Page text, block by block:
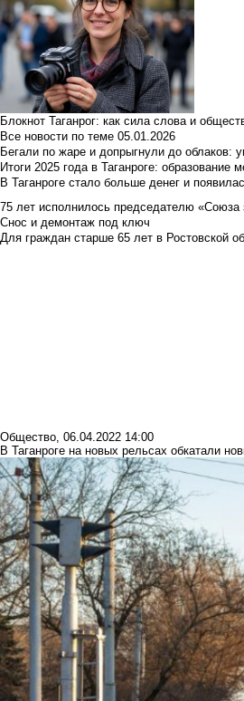
Блокнот Таганрог: как сила слова и
Все новости по теме 05.01.2026
Бегали по жаре и допрыгнули до облаков:
Итоги 2025 года в Таганроге:
В Таганроге стало больше денег и
75 лет исполнилось председателю
Снос и демонтаж под ключ
Для граждан старше 65 лет в Ростовской
Общество, 06.04.2022 14:00
В Таганроге на новых рельсах обкатали